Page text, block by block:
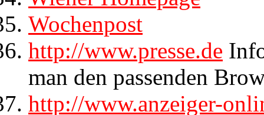
Wochenpost
http://www.presse.de
man den passenden
http://www.anzeiger-